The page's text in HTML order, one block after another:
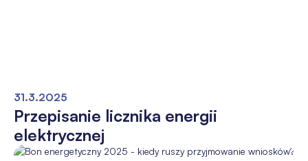
31.3.2025
Przepisanie licznika energii
elektrycznej